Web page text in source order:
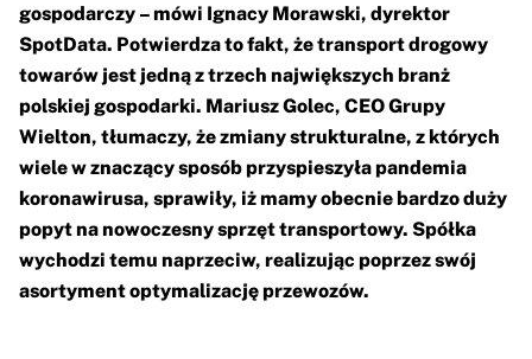
gospodarczy – mówi Ignacy Morawski, dyrektor
SpotData. Potwierdza to fakt, że transport drogowy
towarów jest jedną z trzech największych branż
polskiej gospodarki. Mariusz Golec, CEO Grupy
Wielton, tłumaczy, że zmiany strukturalne, z których
wiele w znaczący sposób przyspieszyła pandemia
koronawirusa, sprawiły, iż mamy obecnie bardzo duży
popyt na nowoczesny sprzęt transportowy. Spółka
wychodzi temu naprzeciw, realizując poprzez swój
asortyment optymalizację przewozów.